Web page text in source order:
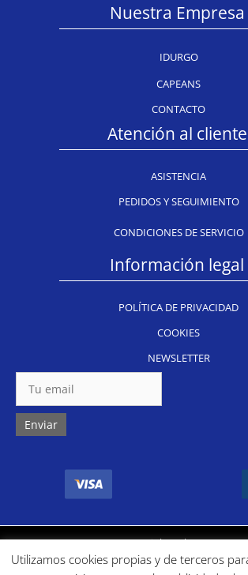
Nuestra Empresa
IDURGO
CAPEANS
CONTACTO
Atención al cliente
ASISTENCIA
PEDIDOS Y SEGUIMIENTO
CONDICIONES DE SERVICIO
Información legal
POLÍTICA DE PRIVACIDAD
COOKIES
NEWSLETTER
Copyright Inkug 2024
Utilizamos cookies propias y de terceros